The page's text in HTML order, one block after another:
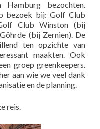
bezochten.
bezoek bij: Golf Club
Club Winston (bij
(bij Zernien). De
ten opzichte van
maakten. Ook
groep greenkeepers.
aan wie we veel dank
en de planning.
reis.